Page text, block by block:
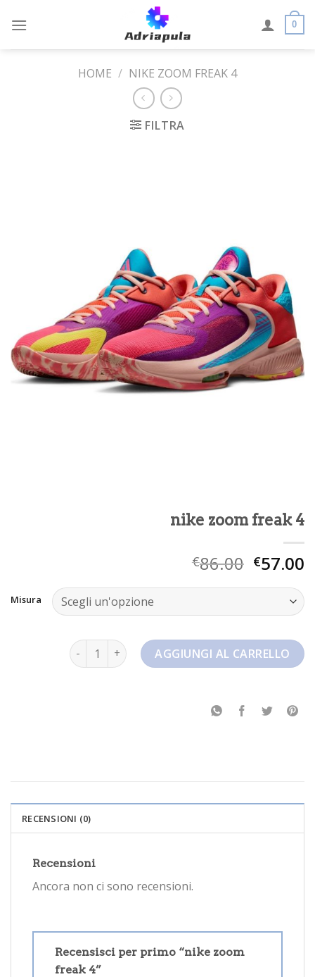
0
HOME / NIKE ZOOM FREAK 4
FILTRA
nike zoom freak 4
€86.00 €57.00
Misura
nike zoom freak 4 quantitàAGGIUNGI AL CARRELLO
RECENSIONI (0)
Recensioni
Ancora non ci sono recensioni.
Recensisci per primo “nike zoom
freak 4”